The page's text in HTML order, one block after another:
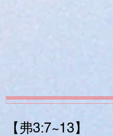
【弗3:7~13】